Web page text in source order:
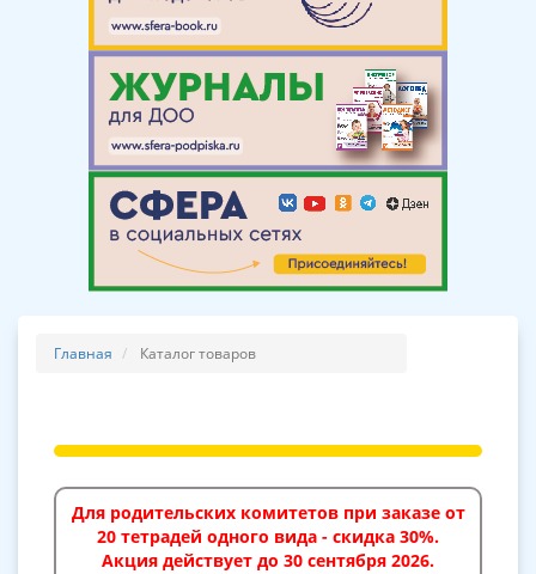
Главная Каталог товаров
Для родительских комитетов при заказе от
20 тетрадей одного вида - скидка 30%.
Акция действует до 30 сентября 2026.